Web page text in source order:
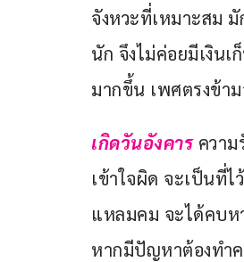
จังหวะที่เหมาะสม มั
นัก จึงไม่ค่อยมีเงิน
มากขึ้น เพศตรงข้า
เกิดวันอังคาร ความ
เข้าใจผิด จะเป็นที่ไ
แหลมคม จะได้คบ
หากมีปัญหาต้องทำค